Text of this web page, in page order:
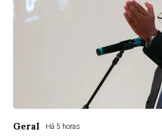
Geral Há 5 horas